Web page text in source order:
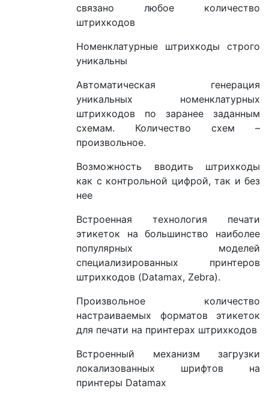
связано любое количество
штрихкодов
Номенклатурные штрихкоды строго
уникальны
Автоматическая генерация
уникальных номенклатурных
штрихкодов по заранее заданным
схемам. Количество схем –
произвольное.
Возможность вводить штрихкоды
как с контрольной цифрой, так и без
нее
Встроенная технология печати
этикеток на большинство наиболее
популярных моделей
специализированных принтеров
штрихкодов (Datamax, Zebra).
Произвольное количество
настраиваемых форматов этикеток
для печати на принтерах штрихкодов
Встроенный механизм загрузки
локализованных шрифтов на
принтеры Datamax